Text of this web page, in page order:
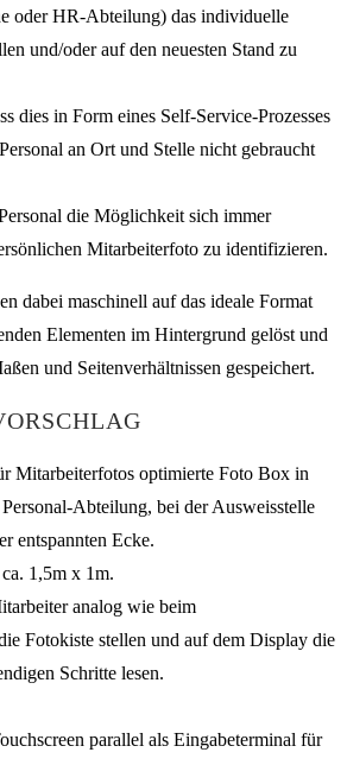
oder HR-Abteilung) das individuelle
und/oder auf den neuesten Stand zu
dies in Form eines Self-Service-Prozesses
an Ort und Stelle nicht gebraucht
die Möglichkeit sich immer
Mitarbeiterfoto zu identifizieren.
dabei maschinell auf das ideale Format
Elementen im Hintergrund gelöst und
und Seitenverhältnissen gespeichert.
Mitarbeiterfotos optimierte Foto Box in
Abteilung, bei der Ausweisstelle
entspannten Ecke.
1,5m x 1m.
analog wie beim
Fotokiste stellen und auf dem Display die
Schritte lesen.
parallel als Eingabeterminal für